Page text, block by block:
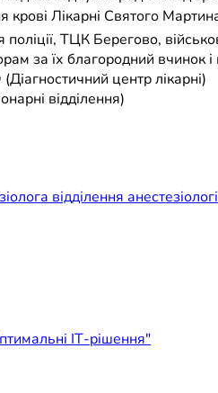
крові Лікарні Святого
ТЦК Берегово,
за їх благородний вчинок і
центр лікарні)
відділення)
відділення
ІТ-рішення"